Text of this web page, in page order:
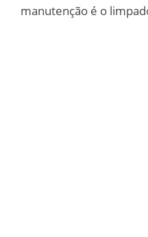
manutenção é o